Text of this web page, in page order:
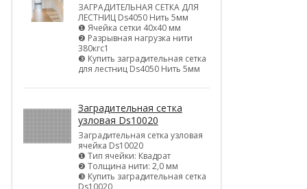
ЗАГРАДИТЕЛЬНАЯ СЕТКА ДЛЯ
ЛЕСТНИЦ Ds4050 Нить 5мм
❶ Ячейка сетки 40х40 мм
❷ Разрывная нагрузка нити
380кгс1
❸ Купить заградительная сетка
для лестниц Ds4050 Нить 5мм
Заградительная сетка
узловая Ds10020
Заградительная сетка узловая
ячейка Ds10020
❶ Тип ячейки: Квадрат
❷ Толщина нити: 2,0 мм
❸ Купить заградительная сетка
Ds10020